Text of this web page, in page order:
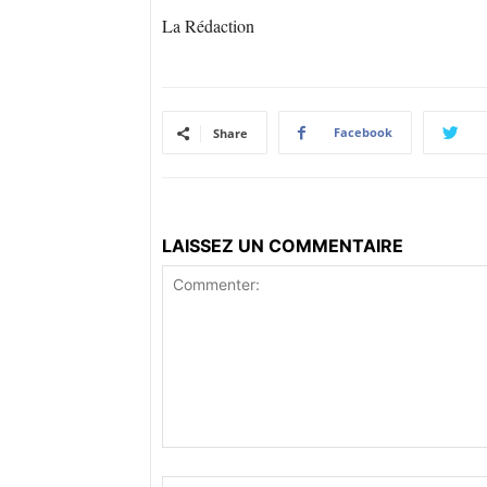
La Rédaction
Share Facebook
LAISSEZ UN COMMENTAIRE